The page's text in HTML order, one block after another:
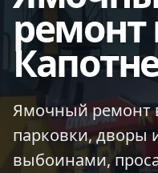
ремонт
Ямочный ремонт
парковки, дворы
выбоинами,